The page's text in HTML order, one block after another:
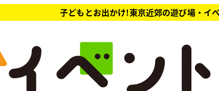
子どもとお出かけ!東京近郊の遊び場・イ